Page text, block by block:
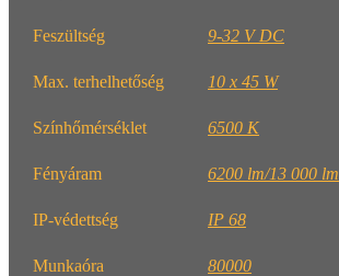
Feszültség 9-32 V DC
Max. terhelhetőség 10 x 45 W
Színhőmérséklet 6500 K
Fényáram 6200 lm/13 000 lm
IP-védettség IP 68
Munkaóra 80000